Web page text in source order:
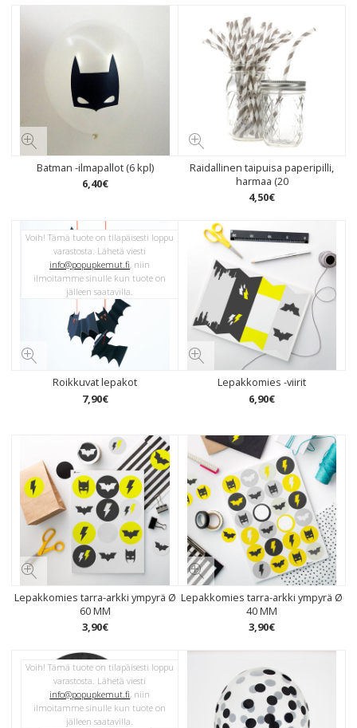
Batman -ilmapallot (6 kpl)
6,40€
Raidallinen taipuisa paperipilli,
harmaa (20
4,50€
Roikkuvat lepakot
7,90€
Voih! Tämä tuote on tilapäisesti loppu
varastosta. Lähetä viesti
info@popupkemut.fi, niin
ilmoitamme sinulle kun tuote on
jälleen saatavilla.
Lepakkomies -viirit
6,90€
Lepakkomies tarra-arkki ympyrä Ø
60 MM
3,90€
Lepakkomies tarra-arkki ympyrä Ø
40 MM
3,90€
Voih! Tämä tuote on tilapäisesti loppu
varastosta. Lähetä viesti
info@popupkemut.fi, niin
ilmoitamme sinulle kun tuote on
jälleen saatavilla.